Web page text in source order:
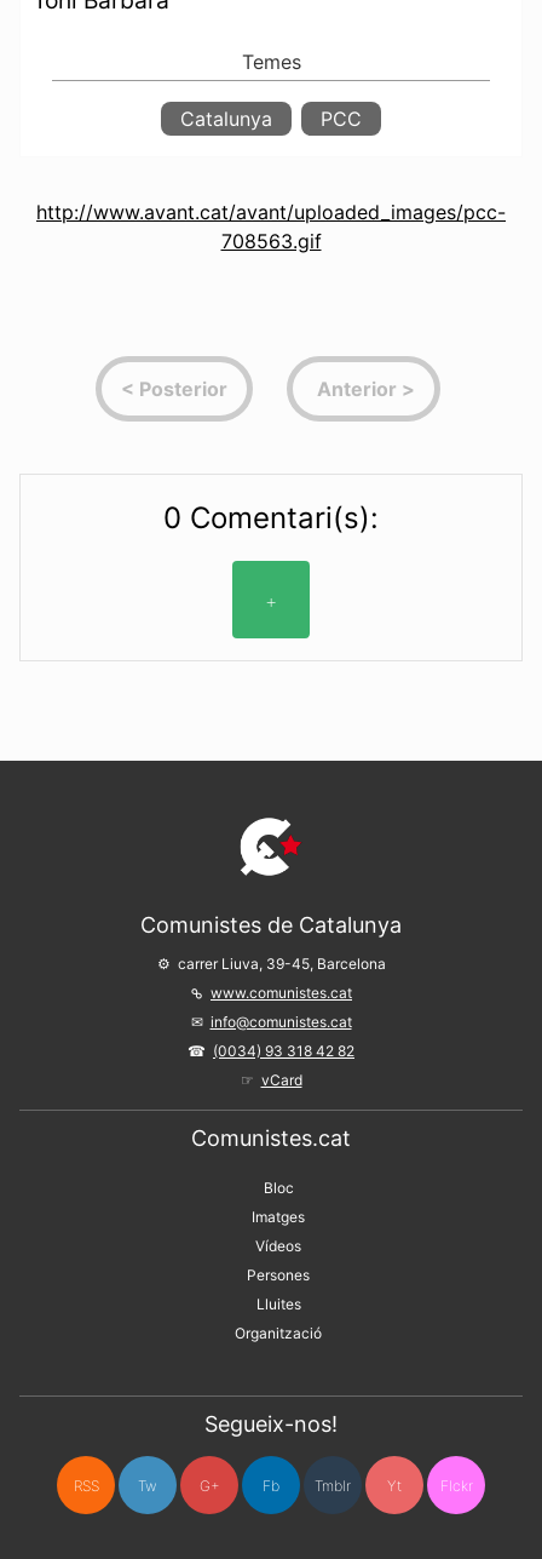
Catalunya PCC
http://www.avant.cat/avant/uploaded_images/pcc-
708563.gif
0 Comentari(s):
+
Comunistes de Catalunya
carrer Liuva, 39-45, Barcelona
www.comunistes.cat
info@comunistes.cat
(0034) 93 318 42 82
vCard
Comunistes.cat
Bloc
Imatges
Vídeos
Persones
Lluites
Organització
Segueix-nos!
RSS Tw G+ Fb Tmblr Yt Flckr